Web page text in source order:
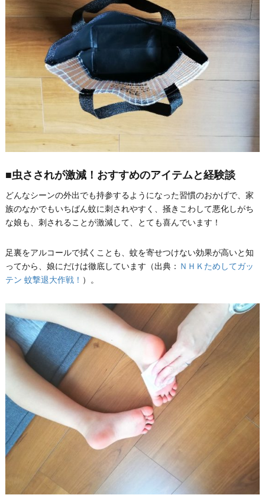
■虫さされが激減！おすすめのアイテムと経験談
どんなシーンの外出でも持参するようになった習慣のおかげで、家
族のなかでもいちばん蚊に刺されやすく、掻きこわして悪化しがち
な娘も、刺されることが激減して、とても喜んでいます！
足裏をアルコールで拭くことも、蚊を寄せつけない効果が高いと知
ってから、娘にだけは徹底しています（出典： ＮＨＫためしてガッ
テン 蚊撃退大作戦！ ）。